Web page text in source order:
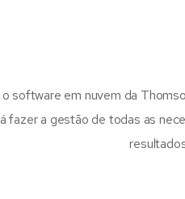
software em nuvem da
fazer a gestão de todas as